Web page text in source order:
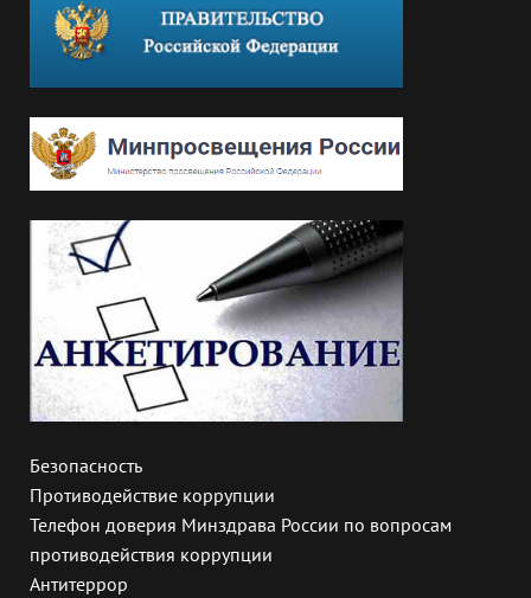
Безопасность
Противодействие коррупции
Телефон доверия Минздрава России по вопросам
противодействия коррупции
Антитеррор